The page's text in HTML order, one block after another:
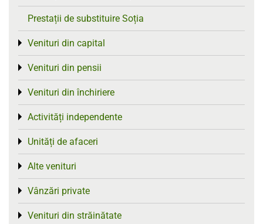
Prestații de substituire Soția
Venituri din capital
Toggle menu
Venituri din pensii
Toggle menu
Venituri din închiriere
Toggle menu
Activități independente
Toggle menu
Unități de afaceri
Toggle menu
Alte venituri
Toggle menu
Vânzări private
Toggle menu
Venituri din străinătate
Toggle menu